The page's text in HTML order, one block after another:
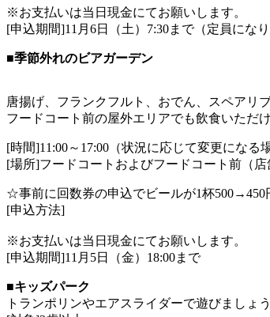
※お支払いは当日現金にてお願いします。
[申込期間]11月6日（土）7:30まで（定員にな
■季節外れのビアガーデン
唐揚げ、フランクフルト、おでん、スペアリ
フードコート前の屋外エリアでも飲食いただ
[時間]11:00～17:00（状況に応じて変更になる
[場所]フードコートおよびフードコート前（店
☆事前に回数券の申込でビールが1杯500→450
[申込方法]
※お支払いは当日現金にてお願いします。
[申込期間]11月5日（金）18:00まで
■キッズパーク
トランポリンやエアスライダーで遊びましょう